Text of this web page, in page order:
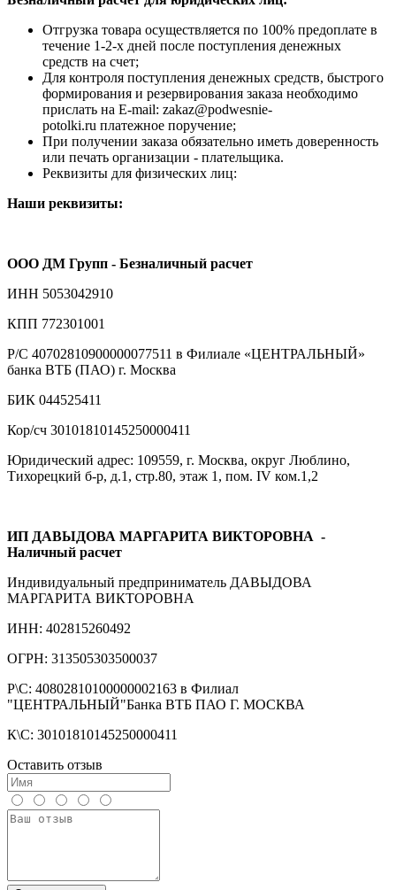
Отгрузка товара осуществляется по 100% предоплате в
течение 1-2-х дней после поступления денежных
средств на счет;
Для контроля поступления денежных средств, быстрого
формирования и резервирования заказа необходимо
прислать на E-mail: zakaz@podwesnie-
potolki.ru платежное поручение;
При получении заказа обязательно иметь доверенность
или печать организации - плательщика.
Реквизиты для физических лиц:
Наши реквизиты:
ООО ДМ Групп - Безналичный расчет
ИНН 5053042910
КПП 772301001
Р/С 40702810900000077511 в Филиале «ЦЕНТРАЛЬНЫЙ»
банка ВТБ (ПАО) г. Москва
БИК 044525411
Кор/сч 30101810145250000411
Юридический адрес: 109559, г. Москва, округ Люблино,
Тихорецкий б-р, д.1, стр.80, этаж 1, пом. IV ком.1,2
ИП ДАВЫДОВА МАРГАРИТА ВИКТОРОВНА -
Наличный расчет
Индивидуальный предприниматель ДАВЫДОВА
МАРГАРИТА ВИКТОРОВНА
ИНН: 402815260492
ОГРН: 313505303500037
Р\С: 40802810100000002163 в Филиал
"ЦЕНТРАЛЬНЫЙ"Банка ВТБ ПАО Г. МОСКВА
К\С: 30101810145250000411
Оставить отзыв